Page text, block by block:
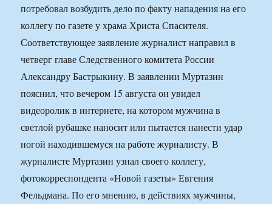
потребовал возбудить дело по факту нападения на его
коллегу по газете у храма Христа Спасителя.
Соответствующее заявление журналист направил в
четверг главе Следственного комитета России
Александру Бастрыкину. В заявлении Муртазин
пояснил, что вечером 15 августа он увидел
видеоролик в интернете, на котором мужчина в
светлой рубашке наносит или пытается нанести удар
ногой находившемуся на работе журналисту. В
журналисте Муртазин узнал своего коллегу,
фотокорреспондента «Новой газеты» Евгения
Фельдмана. По его мнению, в действиях мужчины,